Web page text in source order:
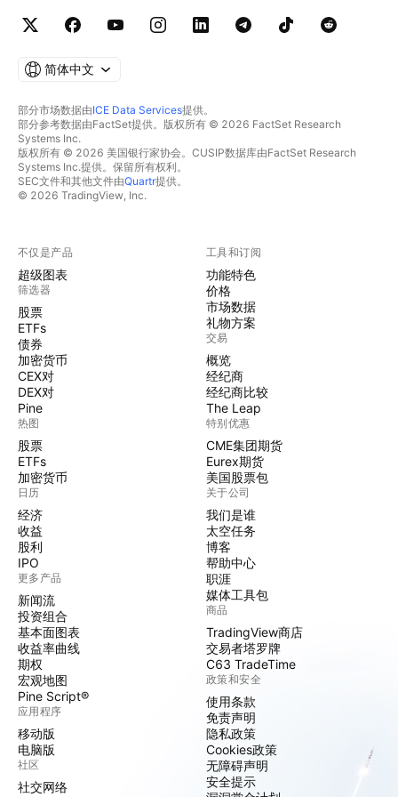
简体中文
部分市场数据由ICE Data Services提供。
部分参考数据由FactSet提供。版权所有 © 2026 FactSet Research
Systems Inc.
版权所有 © 2026 美国银行家协会。CUSIP数据库由FactSet Research
Systems Inc.提供。保留所有权利。
SEC文件和其他文件由Quartr提供。
© 2026 TradingView, Inc.
不仅是产品
超级图表
筛选器
股票
ETFs
债券
加密货币
CEX对
DEX对
Pine
热图
股票
ETFs
加密货币
日历
经济
收益
股利
IPO
更多产品
新闻流
投资组合
基本面图表
收益率曲线
期权
宏观地图
Pine Script®
应用程序
移动版
电脑版
社区
社交网络
工具和订阅
功能特色
价格
市场数据
礼物方案
交易
概览
经纪商
经纪商比较
The Leap
特别优惠
CME集团期货
Eurex期货
美国股票包
关于公司
我们是谁
太空任务
博客
帮助中心
职涯
媒体工具包
商品
TradingView商店
交易者塔罗牌
C63 TradeTime
政策和安全
使用条款
免责声明
隐私政策
Cookies政策
无障碍声明
安全提示